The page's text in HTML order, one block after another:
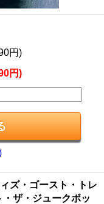
円)
円)
ズ・ゴースト・トレ
ザ・ジュークボッ